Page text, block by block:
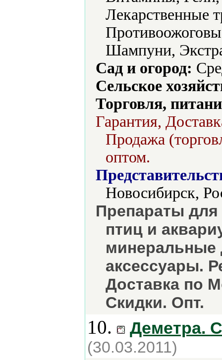
Лекарственные
Шампуни,
Сад и огород:
Сельское
Торговля,
Гарантия,
Продажа
оптом.
Новосибирск,
Препараты
птиц и
минеральные
аксессуары.
Доставка по
Скидки. Опт.
10. Деметра.
(30.03.2011)